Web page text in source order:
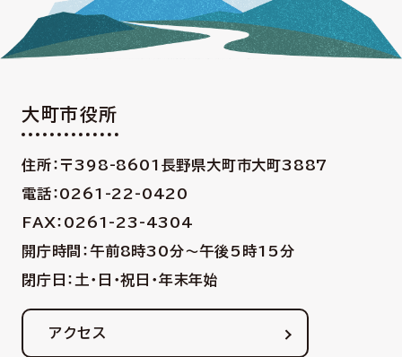
大町市役所
住所：〒398-8601 長野県大町市大町3887
電話：0261-22-0420
FAX：0261-23-4304
開庁時間：午前8時30分〜午後5時15分
閉庁日：土・日・祝日・年末年始
アクセス